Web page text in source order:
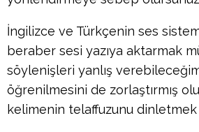
İngilizce ve Türkçenin ses
beraber sesi yazıya aktarmak
söylenişleri yanlış
öğrenilmesini de zorlaştırmış
kelimenin telaffuzunu dinletmek